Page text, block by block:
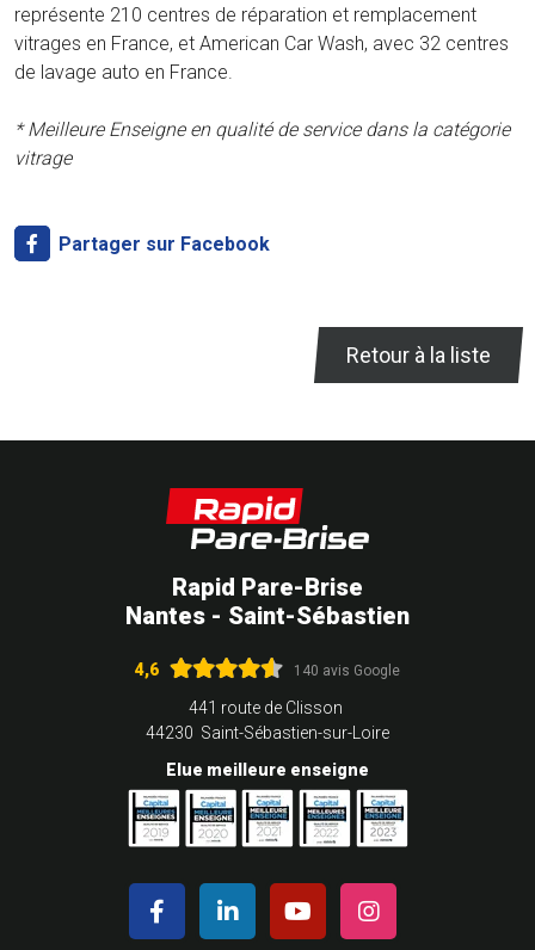
représente 210 centres de réparation et remplacement
vitrages en France, et American Car Wash, avec 32 centres
de lavage auto en France.
* Meilleure Enseigne en qualité de service dans la catégorie
vitrage
Partager sur Facebook
Retour à la liste
Rapid Pare-Brise
Nantes - Saint-Sébastien
4,6 140 avis Google
441 route de Clisson
44230 Saint-Sébastien-sur-Loire
Elue meilleure enseigne